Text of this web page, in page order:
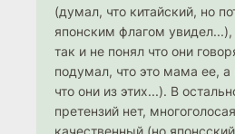
(думал, что китайский, но
японским флагом увидел...),
так и не понял что они
подумал, что это мама ее, а
что они из этих...). В
претензий нет,
качественный (но